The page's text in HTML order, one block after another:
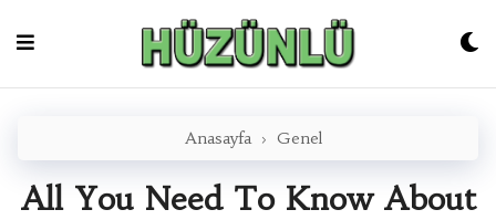
Anasayfa › Genel
All You Need To Know About